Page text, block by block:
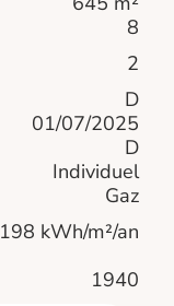
8
2
D
01/07/2025
D
Individuel
Gaz
198 kWh/m²/an
1940